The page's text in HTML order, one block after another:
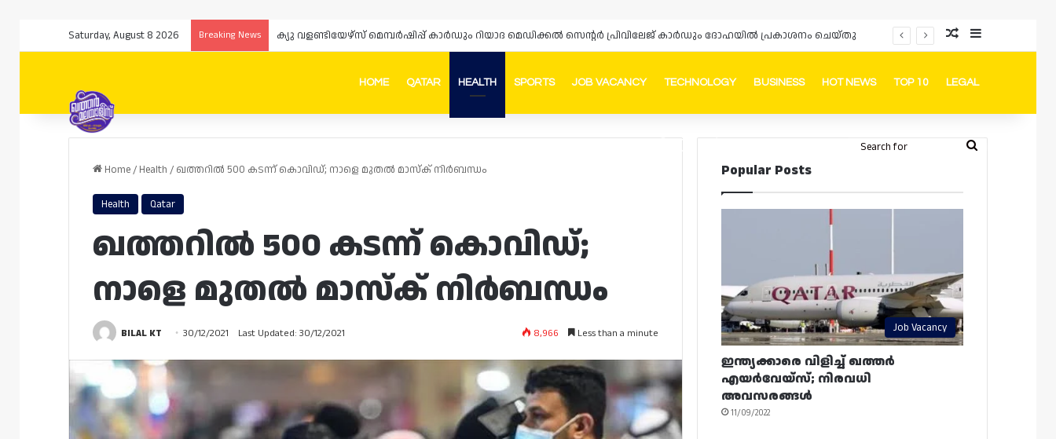
Saturday, August 8 2026 Breaking News Random Article
Sidebar
HOME QATAR HEALTH SPORTS JOB VACANCY TECHNOLOGY BUSINESS HOT NEWS TOP 10 LEGAL
FacebookInstagram
Telegram
Whatsapp Random Article
Switch skin
Search
Home/ Health / ഖത്തറിൽ 500 കടന്ന് കൊവിഡ്; നാളെ മുതൽ മാസ്‌ക് നിർബന്ധം
Health Qatar
ഖത്തറിൽ 500 കടന്ന് കൊവിഡ്;
നാളെ മുതൽ മാസ്‌ക് നിർബന്ധം
BILAL KT 30/12/2021 Last Updated: 30/12/2021 8,966 Less than a minute
Popular Posts
Job Vacancy
ഇന്ത്യക്കാരെ വിളിച്ച് ഖത്തർ
എയർവേയ്‌സ്; നിരവധി
അവസരങ്ങൾ
11/09/2022